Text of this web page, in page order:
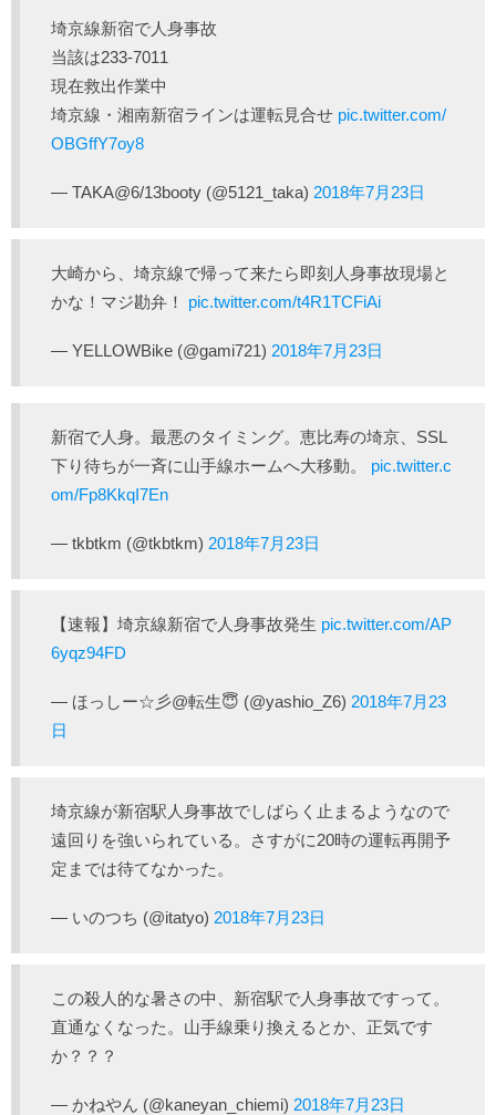
埼京線新宿で人身事故
当該は233-7011
現在救出作業中
埼京線・湘南新宿ラインは運転見合せ pic.twitter.com/
OBGffY7oy8
— TAKA@6/13booty (@5121_taka) 2018年7月23日
大崎から、埼京線で帰って来たら即刻人身事故現場と
かな！マジ勘弁！ pic.twitter.com/t4R1TCFiAi
— YELLOWBike (@gami721) 2018年7月23日
新宿で人身。最悪のタイミング。恵比寿の埼京、SSL
下り待ちが一斉に山手線ホームへ大移動。 pic.twitter.c
om/Fp8KkqI7En
— tkbtkm (@tkbtkm) 2018年7月23日
【速報】埼京線新宿で人身事故発生 pic.twitter.com/AP
6yqz94FD
— ほっしー☆彡@転生😇 (@yashio_Z6) 2018年7月23
日
埼京線が新宿駅人身事故でしばらく止まるようなので
遠回りを強いられている。さすがに20時の運転再開予
定までは待てなかった。
— いのつち (@itatyo) 2018年7月23日
この殺人的な暑さの中、新宿駅で人身事故ですって。
直通なくなった。山手線乗り換えるとか、正気です
か？？？
— かねやん (@kaneyan_chiemi) 2018年7月23日